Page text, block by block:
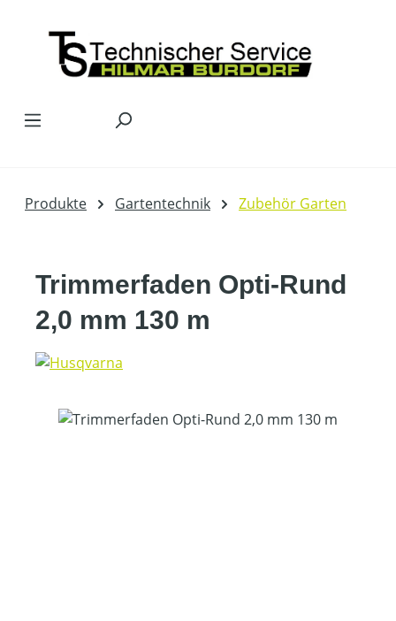
Produkte Gartentechnik Zubehör Garten
Trimmerfaden Opti-Rund
2,0 mm 130 m
Bildergalerie überspringen